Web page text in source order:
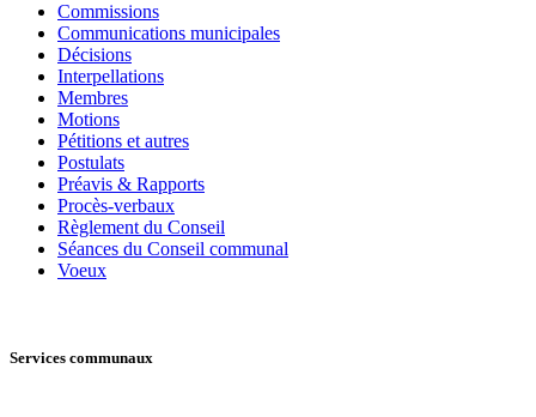
Commissions
Communications municipales
Décisions
Interpellations
Membres
Motions
Pétitions et autres
Postulats
Préavis & Rapports
Procès-verbaux
Règlement du Conseil
Séances du Conseil communal
Voeux
Services communaux